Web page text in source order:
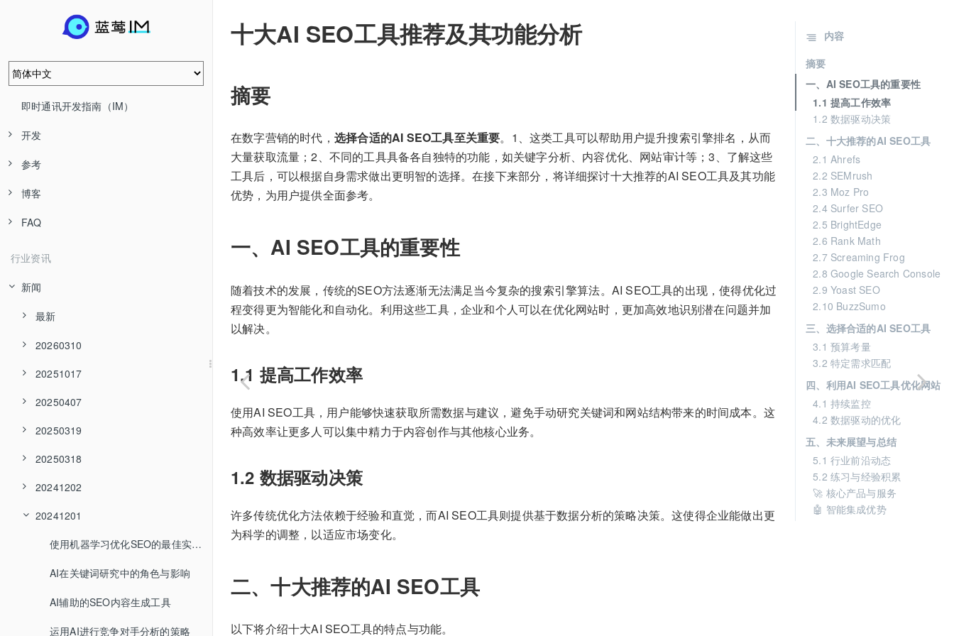
即时通讯开发指南（IM）
开发
参考
博客
FAQ
行业资讯
新闻
最新
20260310
20251017
20250407
20250319
20250318
20241202
20241201
使用机器学习优化SEO的最佳实践
AI在关键词研究中的角色与影响
AI辅助的SEO内容生成工具
运用AI进行竞争对手分析的策略
十大AI SEO工具推荐及其功能分析
摘要
在数字营销的时代， 选择合适的AI SEO工具至关重要。1、这类工具可以帮助用户提升搜索引擎排名，从而
大量获取流量；2、不同的工具具备各自独特的功能，如关键字分析、内容优化、网站审计等；3、了解这些
工具后，可以根据自身需求做出更明智的选择。在接下来部分，将详细探讨十大推荐的AI SEO工具及其功能
优势，为用户提供全面参考。
一、AI SEO工具的重要性
随着技术的发展，传统的SEO方法逐渐无法满足当今复杂的搜索引擎算法。AI SEO工具的出现，使得优化过
程变得更为智能化和自动化。利用这些工具，企业和个人可以在优化网站时，更加高效地识别潜在问题并加
以解决。
1.1 提高工作效率
使用AI SEO工具，用户能够快速获取所需数据与建议，避免手动研究关键词和网站结构带来的时间成本。这
种高效率让更多人可以集中精力于内容创作与其他核心业务。
1.2 数据驱动决策
许多传统优化方法依赖于经验和直觉，而AI SEO工具则提供基于数据分析的策略决策。这使得企业能做出更
为科学的调整，以适应市场变化。
二、十大推荐的AI SEO工具
以下将介绍十大AI SEO工具的特点与功能。
内容
摘要
一、AI SEO工具的重要性
1.1 提高工作效率
1.2 数据驱动决策
二、十大推荐的AI SEO工具
2.1 Ahrefs
2.2 SEMrush
2.3 Moz Pro
2.4 Surfer SEO
2.5 BrightEdge
2.6 Rank Math
2.7 Screaming Frog
2.8 Google Search Console
2.9 Yoast SEO
2.10 BuzzSumo
三、选择合适的AI SEO工具
3.1 预算考量
3.2 特定需求匹配
四、利用AI SEO工具优化网站
4.1 持续监控
4.2 数据驱动的优化
五、未来展望与总结
5.1 行业前沿动态
5.2 练习与经验积累
🚀 核心产品与服务
🤖 智能集成优势